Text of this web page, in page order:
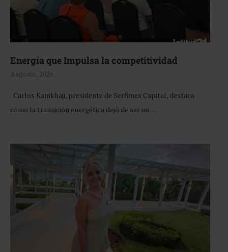
Energía que Impulsa la competitividad
4 agosto, 2026
Carlos Kamkhaji, presidente de Serfimex Capital, destaca
cómo la transición energética dejó de ser un …